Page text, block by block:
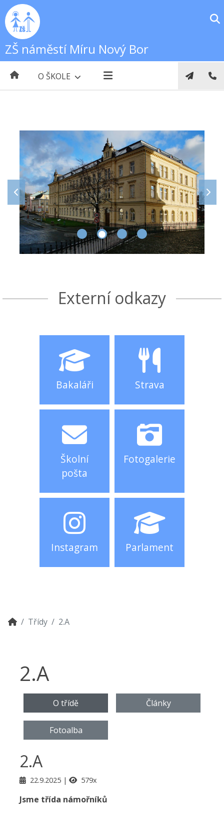
ZŠ náměstí Míru Nový Bor
O ŠKOLE
Externí odkazy
Bakaláři Strava
Školní
pošta
Fotogalerie
Instagram Parlament
Třídy 2.A
2.A
O třídě Články
Fotoalba
2.A
22.9.2025 579x
Jsme třída námořníků